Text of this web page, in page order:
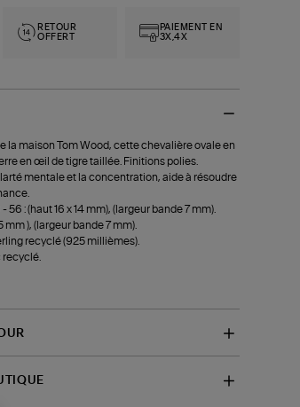
RETOUR
OFFERT
PAIEMENT EN
3X,4X
la maison Tom Wood, cette chevalière ovale en
en œil de tigre taillée. Finitions polies.
mentale et la concentration, aide à résoudre
56 : (haut 16 x 14 mm), (largeur bande 7 mm).
mm ), (largeur bande 7 mm).
recyclé (925 millièmes).
recyclé.